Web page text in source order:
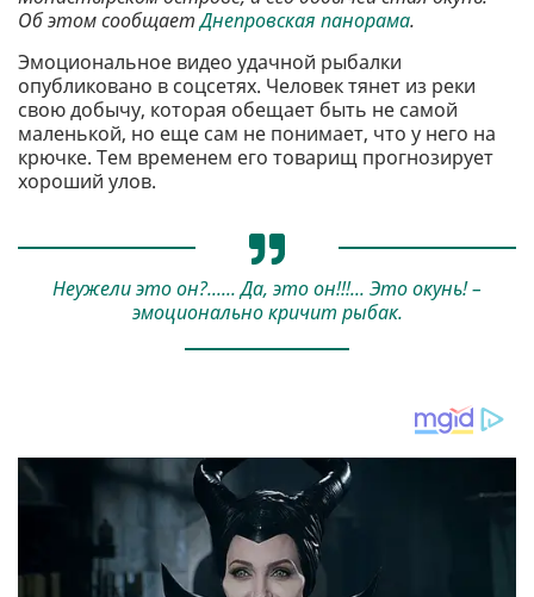
Об этом сообщаетДнепровская панорама.
Эмоциональное видео удачной рыбалки
опубликовано в соцсетях. Человек тянет из реки
свою добычу, которая обещает быть не самой
маленькой, но еще сам не понимает, что у него на
крючке. Тем временем его товарищ прогнозирует
хороший улов.
Неужели это он?...... Да, это он!!!... Это окунь! –
эмоционально кричит рыбак.